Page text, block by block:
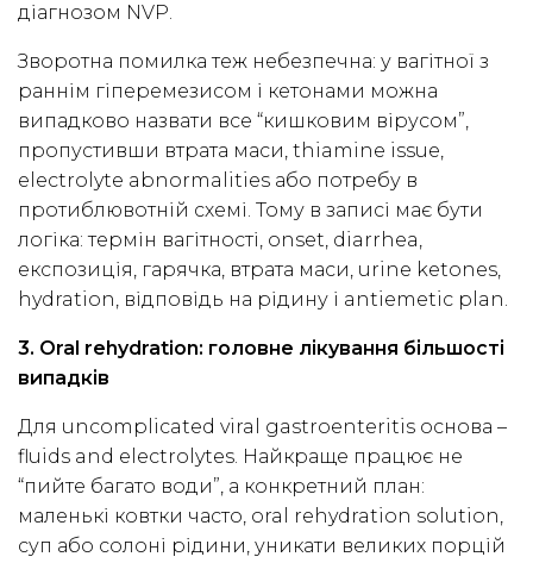
діагнозом NVP.
Зворотна помилка теж небезпечна: у вагітної з
раннім гіперемезисом і кетонами можна
випадково назвати все “кишковим вірусом”,
пропустивши втрата маси, thiamine issue,
electrolyte abnormalities або потребу в
протиблювотній схемі. Тому в записі має бути
логіка: термін вагітності, onset, diarrhea,
експозиція, гарячка, втрата маси, urine ketones,
hydration, відповідь на рідину і antiemetic plan.
3. Oral rehydration: головне лікування більшості
випадків
Для uncomplicated viral gastroenteritis основа –
fluids and electrolytes. Найкраще працює не
“пийте багато води”, а конкретний план:
маленькі ковтки часто, oral rehydration solution,
суп або солоні рідини, уникати великих порцій